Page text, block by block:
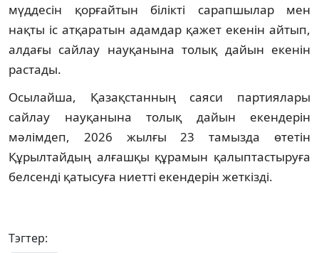
мүддесін қорғайтын білікті сарапшылар мен
нақты іс атқаратын адамдар қажет екенін айтып,
алдағы сайлау науқанына толық дайын екенін
растады.
Осылайша, Қазақстанның саяси партиялары
сайлау науқанына толық дайын екендерін
мәлімдеп, 2026 жылғы 23 тамызда өтетін
Құрылтайдың алғашқы құрамын қалыптастыруға
белсенді қатысуға ниетті екендерін жеткізді.
Тэгтер: